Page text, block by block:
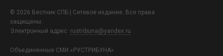
© 2026 Вестник СПБ | Сетевое издание. Все права
защищены.
Электронный адрес: rustribuna@yandex.ru
Объединенные СМИ «РУСТРИБУНА»